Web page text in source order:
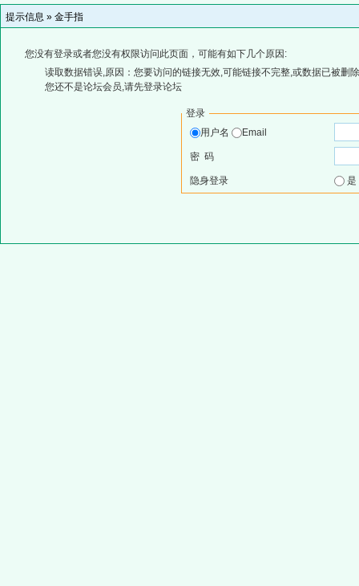
提示信息 » 金手指
您没有登录或者您没有权限访问此页面，可能有如下几个原因:
读取数据错误,原因：您要访问的链接无效,可能链接不完整,或数据已被删
您还不是论坛会员,请先登录论坛
登录
用户名
Email
密 码
隐身登录